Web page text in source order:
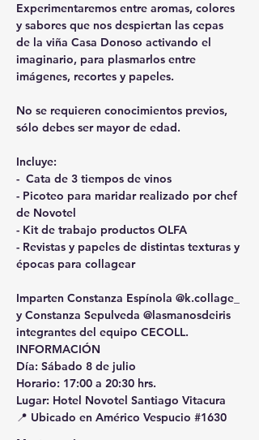
Experimentaremos entre aromas, colores
y sabores que nos despiertan las cepas
de la viña Casa Donoso activando el
imaginario, para plasmarlos entre
imágenes, recortes y papeles.
No se requieren conocimientos previos,
sólo debes ser mayor de edad.
Incluye:
-  Cata de 3 tiempos de vinos
- Picoteo para maridar realizado por chef
de Novotel
- Kit de trabajo productos OLFA
- Revistas y papeles de distintas texturas y
épocas para collagear
Imparten Constanza Espínola @k.collage_
y Constanza Sepulveda @lasmanosdeiris
integrantes del equipo CECOLL.
INFORMACIÓN
Día: Sábado 8 de julio
Horario: 17:00 a 20:30 hrs.
Lugar: Hotel Novotel Santiago Vitacura
📍 Ubicado en Américo Vespucio #1630